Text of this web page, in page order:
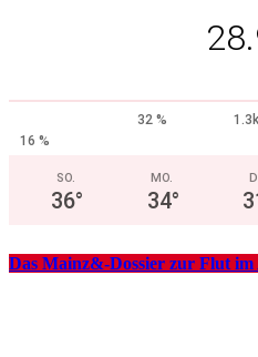
32 %
16 %
SO.
36°
MO.
34°
Das Mainz&-Dossier zur Flut